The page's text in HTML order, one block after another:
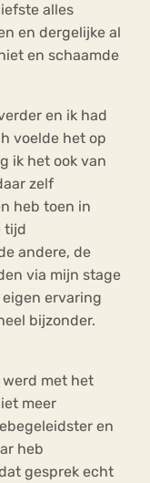
alles
en dergelijke al
en schaamde
en ik had
voelde het op
ik het ook van
zelf
heb toen in
tijd
andere, de
via mijn stage
ervaring
bijzonder.
met het
meer
en
heb
gesprek echt